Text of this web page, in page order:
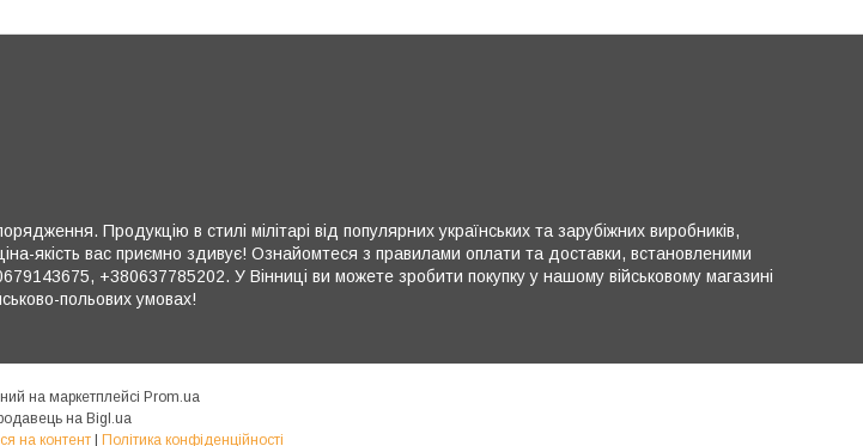
Продукцію в стилі мілітарі від популярних українських та зарубіжних виробників,
якість вас приємно здивує! Ознайомтеся з правилами оплати та доставки, встановленими
+380637785202. У Вінниці ви можете зробити покупку у нашому військовому магазині
польових умовах!
на маркетплейсі Prom.ua
на Bigl.ua
на контент | Політика конфіденційності